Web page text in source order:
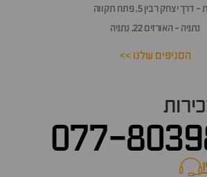
דרך יצחק רבין 5, פתח תקווה
נתניה - האורזים 22, נתניה
הסניפים שלנו >>
077-
call now